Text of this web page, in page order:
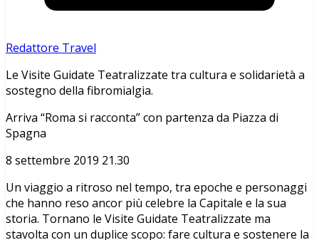
Redattore Travel
Le Visite Guidate Teatralizzate tra cultura e solidarietà a
sostegno della fibromialgia.
Arriva “Roma si racconta” con partenza da Piazza di
Spagna
8 settembre 2019 21.30
Un viaggio a ritroso nel tempo, tra epoche e personaggi
che hanno reso ancor più celebre la Capitale e la sua
storia. Tornano le Visite Guidate Teatralizzate ma
stavolta con un duplice scopo: fare cultura e sostenere la